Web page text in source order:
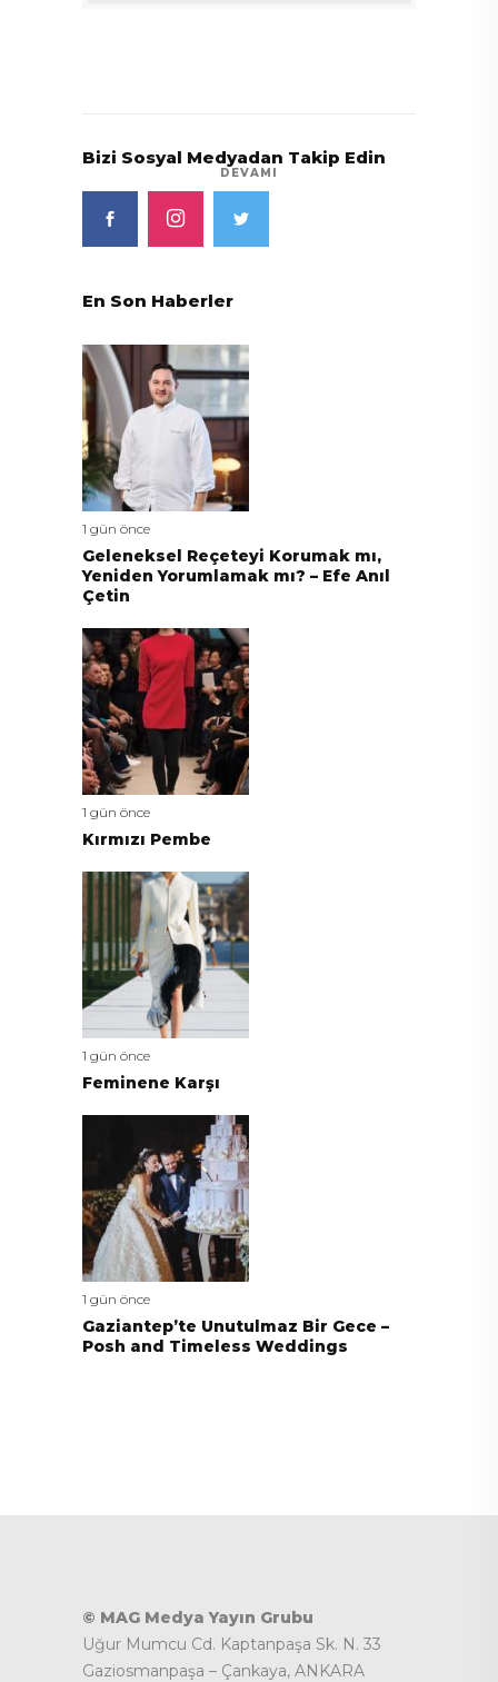
DEVAMI
Bizi Sosyal Medyadan Takip Edin
En Son Haberler
1 gün önce
Geleneksel Reçeteyi Korumak mı,
Yeniden Yorumlamak mı? – Efe Anıl
Çetin
1 gün önce
Kırmızı Pembe
1 gün önce
Feminene Karşı
1 gün önce
Gaziantep’te Unutulmaz Bir Gece –
Posh and Timeless Weddings
© MAG Medya Yayın Grubu
Uğur Mumcu Cd. Kaptanpaşa Sk. N. 33
Gaziosmanpaşa – Çankaya, ANKARA